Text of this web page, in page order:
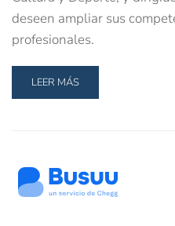
deseen ampliar sus
profesionales.
LEER MÁS